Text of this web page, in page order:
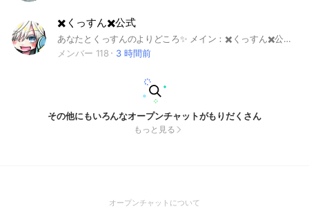
✖️くっすん✖️公式
あなたとくっすんのよりどころ✨️ メイン：✖️くっすん✖️公式 サブ ：✖️くっすん✖️休憩室ෆ( ✿ ૢ •͈ ｡•͈ ) ✖️ルール✖️ 参加者は、TikTokと名前アイコンを同じにして下さい!! ✖️メイン✖️ くっすんだけ発言可能です!!(｀･ω･´) ✖️サブ✖️ 参加者全員が発言可能です٩(ˊᗜˋ*)و” １．✖️くっすん✖️配信中は、使用禁止!! ２．オプチャが負担にならないように!! ３．お互いに返信を求めないこと!!返信は自由!!既読スルーOK ４．2人等でメンションで話し続けるのは禁止('ω'乂) ５．定型文的なあいさつは要りません!! 例：くっすん今日も配信ありがとう的な？笑 ６．皆さん対等なので、マウントを取らないこと!! ７．顔なじみも新しい方もみんなで楽しむこと!!٩(ˊᗜˋ*)و” .
メンバー 118
3 時間前
その他にもいろんなオープンチャットがもりだくさん
もっと見る
オープンチャットについて